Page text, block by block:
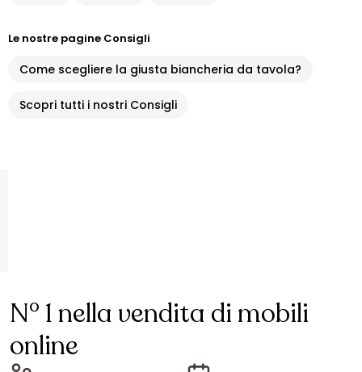
Le nostre pagine Consigli
Come scegliere la giusta biancheria da tavola?
Scopri tutti i nostri Consigli
N° 1 nella vendita di mobili
online